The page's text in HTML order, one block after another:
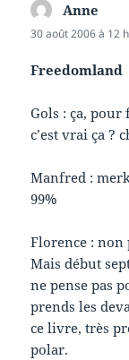
Anne
30 août 2006 à 12
Freedomland
Gols : ça, pour
c’est vrai ça ?
Manfred :
99%
Florence : non
Mais début
ne pense pas
prends les
ce livre, très
polar.